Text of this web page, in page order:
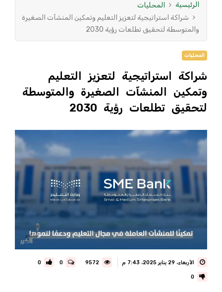
الرئيسية
المحليات
شراكة استراتيجية لتعزيز التعليم وتمكين المنشآت الصغيرة
والمتوسطة لتحقيق تطلعات رؤية 2030
المحليات
شراكة استراتيجية لتعزيز التعليم
وتمكين المنشآت الصغيرة والمتوسطة
لتحقيق تطلعات رؤية 2030
الأربعاء، 29 يناير 2025، 7:43 م 0
0
0